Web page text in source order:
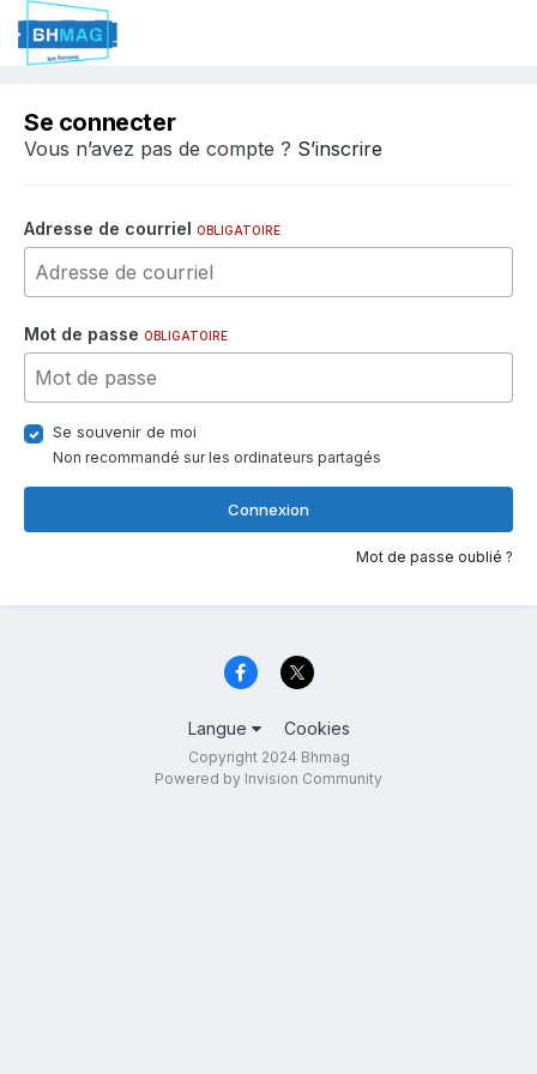
Se connecter
Vous n’avez pas de compte ? S’inscrire
Adresse de courriel OBLIGATOIRE
Mot de passe OBLIGATOIRE
Se souvenir de moi
Non recommandé sur les ordinateurs partagés
Connexion
Mot de passe oublié ?
Langue Cookies
Copyright 2024 Bhmag
Powered by Invision Community